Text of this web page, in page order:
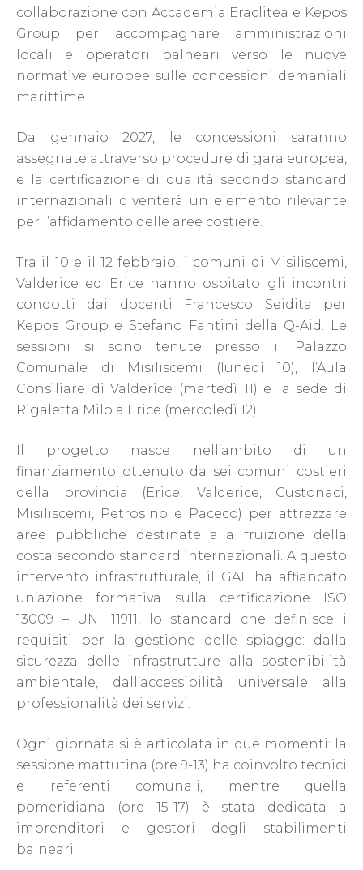
collaborazione con Accademia Eraclitea e Kepos
Group per accompagnare amministrazioni
locali e operatori balneari verso le nuove
normative europee sulle concessioni demaniali
marittime.
Da gennaio 2027, le concessioni saranno
assegnate attraverso procedure di gara europea,
e la certificazione di qualità secondo standard
internazionali diventerà un elemento rilevante
per l’affidamento delle aree costiere.
Tra il 10 e il 12 febbraio, i comuni di Misiliscemi,
Valderice ed Erice hanno ospitato gli incontri
condotti dai docenti Francesco Seidita per
Kepos Group e Stefano Fantini della Q-Aid. Le
sessioni si sono tenute presso il Palazzo
Comunale di Misiliscemi (lunedì 10), l’Aula
Consiliare di Valderice (martedì 11) e la sede di
Rigaletta Milo a Erice (mercoledì 12).
Il progetto nasce nell’ambito di un
finanziamento ottenuto da sei comuni costieri
della provincia (Erice, Valderice, Custonaci,
Misiliscemi, Petrosino e Paceco) per attrezzare
aree pubbliche destinate alla fruizione della
costa secondo standard internazionali. A questo
intervento infrastrutturale, il GAL ha affiancato
un’azione formativa sulla certificazione ISO
13009 – UNI 11911, lo standard che definisce i
requisiti per la gestione delle spiagge: dalla
sicurezza delle infrastrutture alla sostenibilità
ambientale, dall’accessibilità universale alla
professionalità dei servizi.
Ogni giornata si è articolata in due momenti: la
sessione mattutina (ore 9-13) ha coinvolto tecnici
e referenti comunali, mentre quella
pomeridiana (ore 15-17) è stata dedicata a
imprenditori e gestori degli stabilimenti
balneari.